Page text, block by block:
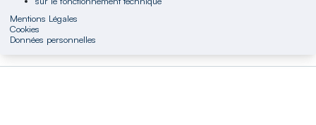
Mentions Légales
Cookies
Données personnelles